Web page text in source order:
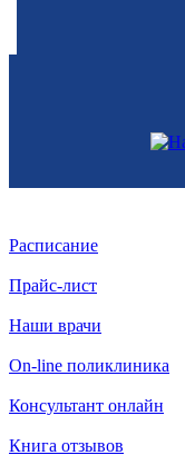
Расписание
Прайс-лист
Наши врачи
On-line поликлиника
Консультант онлайн
Книга отзывов